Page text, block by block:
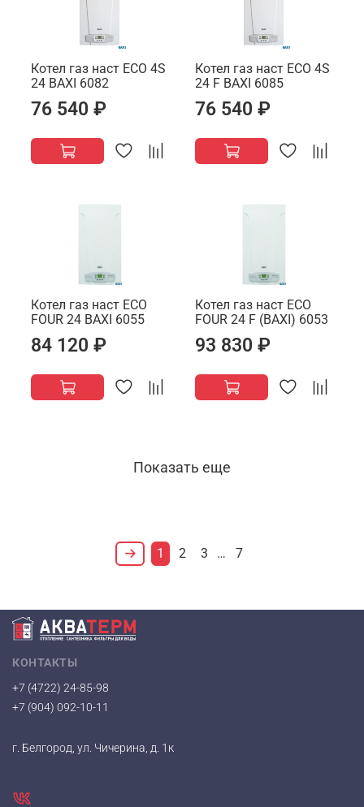
Котел газ наст ECO 4S
24 BAXI 6082
76 540 ₽
Котел газ наст ECO 4S
24 F BAXI 6085
76 540 ₽
Котел газ наст ECO
FOUR 24 BAXI 6055
84 120 ₽
Котел газ наст ECO
FOUR 24 F (BAXI) 6053
93 830 ₽
Показать еще
1 2 3 … 7
КОНТАКТЫ
+7 (4722) 24-85-98
+7 (904) 092-10-11
г. Белгород, ул. Чичерина, д. 1к